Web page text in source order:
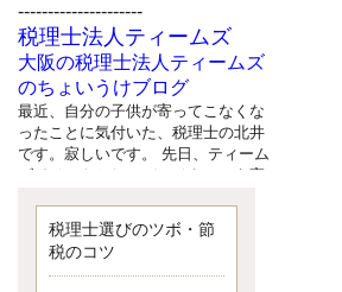
---------------------
税理士法人ティームズ
大阪の税理士法人ティームズ
のちょいうけブログ
最近、自分の子供が寄ってこなくな
ったことに気付いた、税理士の北井
です。寂しいです。 先日、ティーム
ズイベントとしてバーベキューを実
と思いましたが、そこはセンスある
後のブロガーに任せようと思いま
更新:2017年5月1日(大阪市北区)
税理士選びのツボ・節
税のコツ